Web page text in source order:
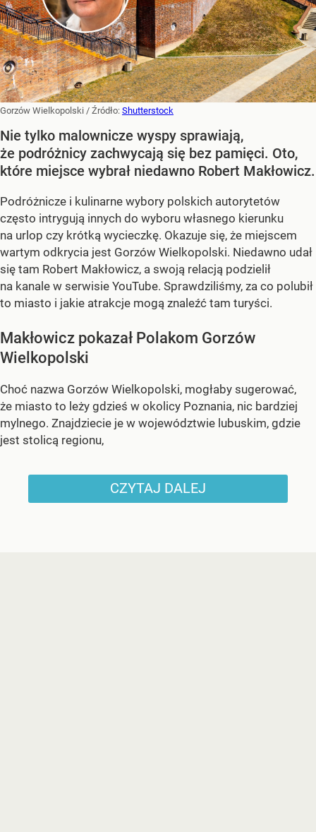
Gorzów Wielkopolski / Źródło: Shutterstock
Nie tylko malownicze wyspy sprawiają,
że podróżnicy zachwycają się bez pamięci. Oto,
które miejsce wybrał niedawno Robert Makłowicz.
Podróżnicze i kulinarne wybory polskich autorytetów
często intrygują innych do wyboru własnego kierunku
na urlop czy krótką wycieczkę. Okazuje się, że miejscem
wartym odkrycia jest Gorzów Wielkopolski. Niedawno udał
się tam Robert Makłowicz, a swoją relacją podzielił
na kanale w serwisie YouTube. Sprawdziliśmy, za co polubił
to miasto i jakie atrakcje mogą znaleźć tam turyści.
Makłowicz pokazał Polakom Gorzów
Wielkopolski
Choć nazwa Gorzów Wielkopolski, mogłaby sugerować,
że miasto to leży gdzieś w okolicy Poznania, nic bardziej
mylnego. Znajdziecie je w województwie lubuskim, gdzie
jest stolicą regionu,
CZYTAJ DALEJ